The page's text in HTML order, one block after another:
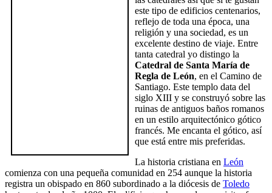
este tipo de edificios centenarios,
reflejo de toda una época, una
religión y una sociedad, es un
excelente destino de viaje. Entre
tanta catedral yo distingo la
Catedral de Santa María de
Regla de León, en el Camino de
Santiago. Este templo data del
siglo XIII y se construyó sobre las
ruinas de antiguos baños romanos
en un estilo arquitectónico gótico
francés. Me encanta el gótico, así
que está entre mis preferidas.
La historia cristiana en León
comienza con una pequeña comunidad en 254 aunque la historia
registra un obispado en 860 subordinado a la diócesis de Toledo